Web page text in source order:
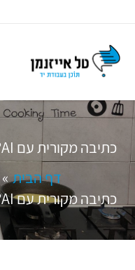
כתיבה מקורית עם AI? כך תימנעו מקלישאות בתוכן
דף הבית
כתיבה מקורית עם AI? כך תימנעו מקלישאות בתוכן